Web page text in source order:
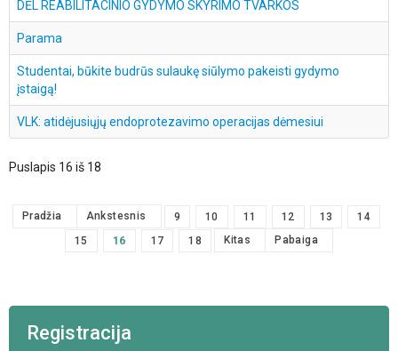
DĖL REABILITACINIO GYDYMO SKYRIMO TVARKOS
Parama
Studentai, būkite budrūs sulaukę siūlymo pakeisti gydymo
įstaigą!
VLK: atidėjusiųjų endoprotezavimo operacijas dėmesiui
Puslapis 16 iš 18
Pradžia Ankstesnis 9 10 11 12 13
14
15
16 17 18 Kitas Pabaiga
Registracija